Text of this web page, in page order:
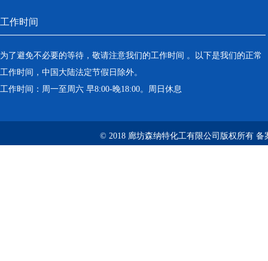
工作时间
为了避免不必要的等待，敬请注意我们的工作时间 。以下是我们的正常
工作时间，中国大陆法定节假日除外。
工作时间：周一至周六 早8:00-晚18:00。周日休息
© 2018 廊坊森纳特化工有限公司版权所有 备